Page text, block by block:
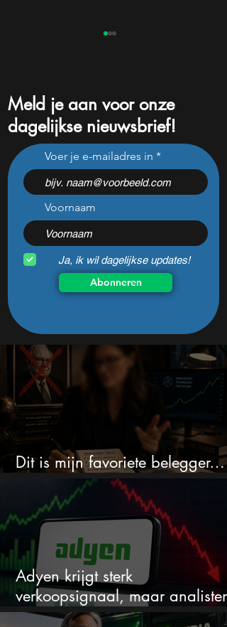
Adyen krijgt sterk
verkoopsignaal, maar
analisten zien juist een
koopkans
Meld je aan voor onze
dagelijkse nieuwsbrief!
Voer je e-mailadres in
Voornaam
Ja, ik wil dagelijkse updates!
Abonneren
Dit is mijn favoriete belegger…
en het is niet Warren Buffett
Adyen krijgt sterk
verkoopsignaal, maar analisten
zien juist een koopkans